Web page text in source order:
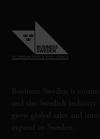
Business Sweden is
and the Swedish industry
grow global sales and
expand in Sweden.